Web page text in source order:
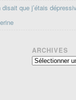
disait que j’étais
ARCHIVES
Archives